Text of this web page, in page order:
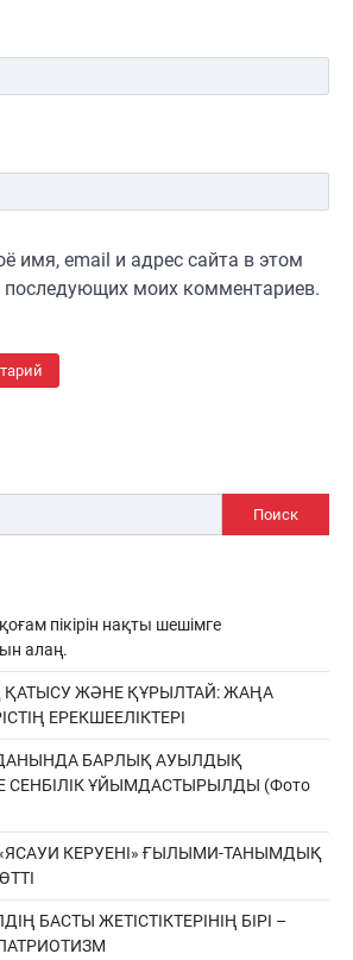
имя, email и адрес сайта в этом
последующих моих комментариев.
Поиск
пікірін нақты шешімге
алаң.
ҚАТЫСУ ЖӘНЕ ҚҰРЫЛТАЙ: ЖАҢА
ЕРЕКШEЕЛІКТЕРІ
БАРЛЫҚ АУЫЛДЫҚ
СЕНБІЛІК ҰЙЫМДАСТЫРЫЛДЫ (Фото
КЕРУЕНІ» ҒЫЛЫМИ-ТАНЫМДЫҚ
БАСТЫ ЖЕТІСТІКТЕРІНІҢ БІРІ –